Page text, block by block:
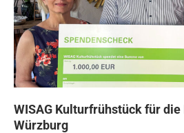
WISAG Kulturfrühstück für die
Würzburg